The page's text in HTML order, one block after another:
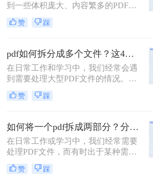
到一些体积庞大、内容繁多的PDF文
件。这些文件可能包含多个章节、报
告或文档，但出于某种需要，我们可
便于分享、存储或阅读。那么一个大
的PDF文件怎么拆分开成几个文件
呢？本文将为您介绍几种实用的方
法，帮助您轻松将一个大的PDF文件
拆分成多个文件。
赞 踩
pdf如何拆分成多个文件？这4种方法教你轻松拆分！
在日常工作和学习中，我们经常会遇
到需要处理大型PDF文件的情况。有
时，为了方便管理、分享或仅需要文
件中的某一部分内容，我们需要将
如何拆分成多个文件呢？本文将详细
介绍几种常用的PDF拆分方法，帮助
您轻松实现PDF文件的分割。
赞 踩
如何将一个pdf拆成两部分？分享这三个轻松拆分方法！
在日常工作或学习中，我们经常需要
处理PDF文件，而有时出于某种需
要，我们可能希望将一个较大的PDF
文件拆分成几个较小的部分。那么如
赞 踩